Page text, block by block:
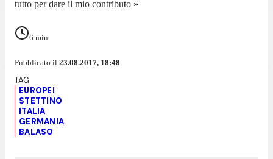
tutto per dare il mio contributo »
6 min
Pubblicato il 23.08.2017, 18:48
EUROPEI
STETTINO
ITALIA
GERMANIA
BALASO